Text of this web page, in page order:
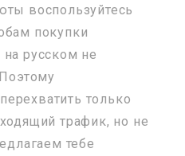
воспользуйтесь
покупки
русском не
только
трафик, но не
тебе